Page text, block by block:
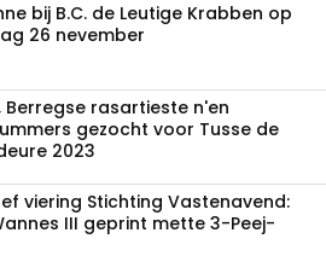
bij B.C. de Leutige Krabben op
26 nevember
Berregse rasartieste n'en
gezocht voor Tusse de
2023
viering Stichting Vastenavend:
III geprint mette 3-Peej-